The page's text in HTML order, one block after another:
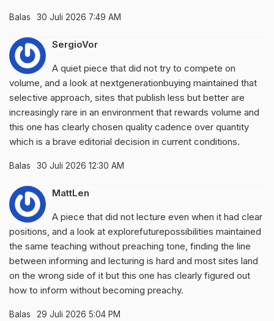
Balas 30 Juli 2026 7:49 AM
SergioVor
A quiet piece that did not try to compete on
volume, and a look at nextgenerationbuying maintained that
selective approach, sites that publish less but better are
increasingly rare in an environment that rewards volume and
this one has clearly chosen quality cadence over quantity
which is a brave editorial decision in current conditions.
Balas 30 Juli 2026 12:30 AM
MattLen
A piece that did not lecture even when it had clear
positions, and a look at explorefuturepossibilities maintained
the same teaching without preaching tone, finding the line
between informing and lecturing is hard and most sites land
on the wrong side of it but this one has clearly figured out
how to inform without becoming preachy.
Balas 29 Juli 2026 5:04 PM